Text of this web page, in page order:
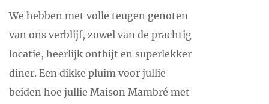
We hebben met volle teugen genoten
van ons verblijf, zowel van de prachtig
locatie, heerlijk ontbijt en superlekker
diner. Een dikke pluim voor jullie
beiden hoe jullie Maison Mambré met